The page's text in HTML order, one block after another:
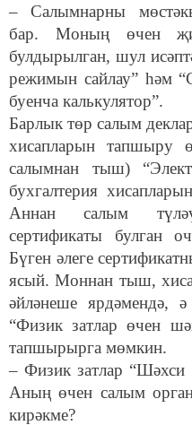
– Салымнарны
бар. Моның өчен
булдырылган, шул
режимын сайлау” һәм
буенча калькулятор”.
Барлык төр салым
хисапларын тапшыру
салымнан тыш)
бухгалтерия
Аннан салым
сертификаты булган
Бүген әлеге
ясый. Моннан тыш,
әйләнеше ярдәмендә,
“Физик затлар өчен
тапшырырга мөмкин.
– Физик затлар “Шәхси
Аның өчен салым
кирәкме?